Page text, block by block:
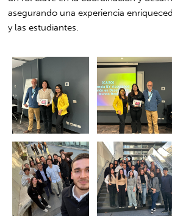
asegurando una experiencia
y las estudiantes.